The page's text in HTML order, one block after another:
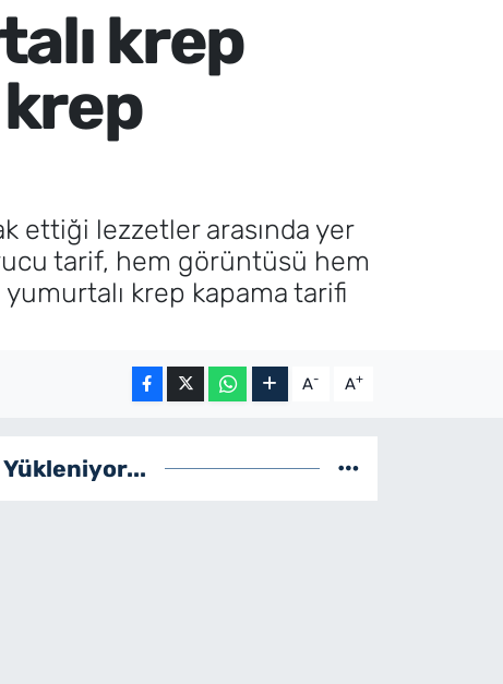
krep
ettiği lezzetler arasında yer
tarif, hem görüntüsü hem
krep kapama tarifi
A- A+
Yükleniyor...